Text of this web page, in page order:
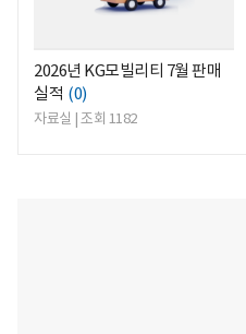
2026년 KG모빌리티 7월 판매
실적 (0)
자료실 | 조회 1182